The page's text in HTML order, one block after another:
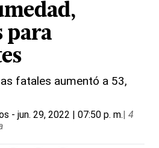
para
fatales aumentó a 53,
- jun. 29, 2022 | 07:50 p. m.| 4